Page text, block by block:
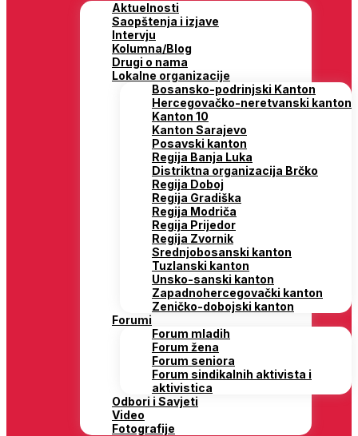
Aktuelnosti
Saopštenja i izjave
Intervju
Kolumna/Blog
Drugi o nama
Lokalne organizacije
Bosansko-podrinjski Kanton
Hercegovačko-neretvanski kanton
Kanton 10
Kanton Sarajevo
Posavski kanton
Regija Banja Luka
Distriktna organizacija Brčko
Regija Doboj
Regija Gradiška
Regija Modriča
Regija Prijedor
Regija Zvornik
Srednjobosanski kanton
Tuzlanski kanton
Unsko-sanski kanton
Zapadnohercegovački kanton
Zeničko-dobojski kanton
Forumi
Forum mladih
Forum žena
Forum seniora
Forum sindikalnih aktivista i
aktivistica
Odbori i Savjeti
Video
Fotografije